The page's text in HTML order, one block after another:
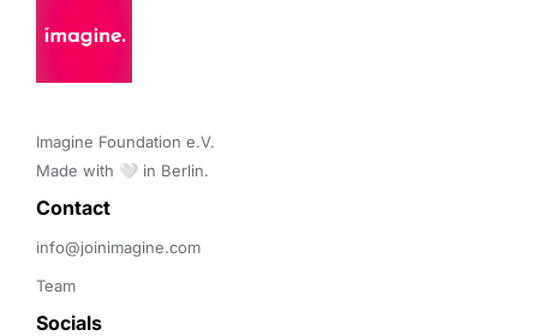
Imagine Foundation e.V.
Made with 🤍 in Berlin.
Contact
info@joinimagine.com
Team
Socials